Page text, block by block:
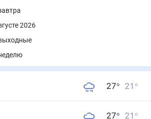
2026
27° 21 °
27° 21 °